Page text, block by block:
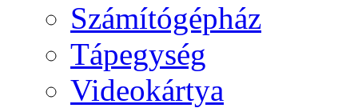
Számítógépház
Tápegység
Videokártya